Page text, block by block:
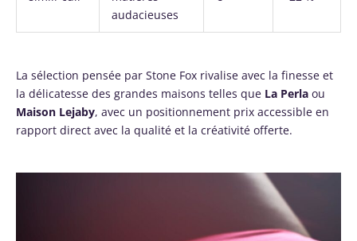
audacieuses
La sélection pensée par Stone Fox rivalise avec la finesse et
la délicatesse des grandes maisons telles que La Perla ou
Maison Lejaby, avec un positionnement prix accessible en
rapport direct avec la qualité et la créativité offerte.